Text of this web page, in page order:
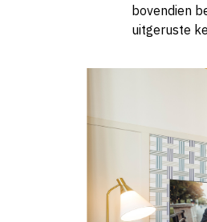
bovendien
uitgeruste